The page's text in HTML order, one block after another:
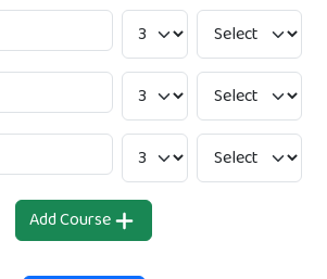
Add Course